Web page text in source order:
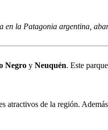
la Patagonia argentina,
Negro y Neuquén. Este
atractivos de la región.